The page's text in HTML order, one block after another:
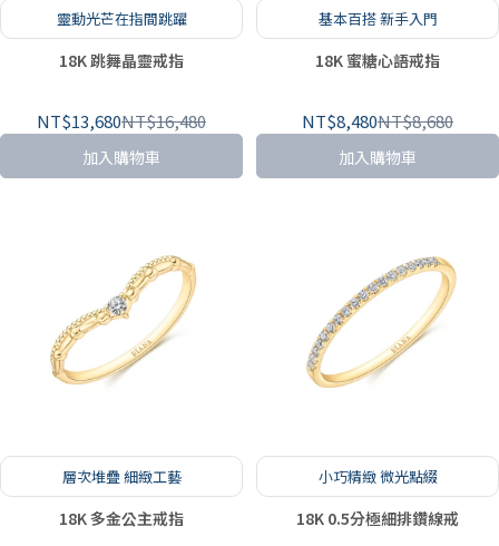
靈動光芒在指間跳躍
18K 跳舞晶靈戒指
NT$13,680NT$16,480
加入購物車
基本百搭 新手入門
18K 蜜糖心語戒指
NT$8,480NT$8,680
加入購物車
層次堆疊 細緻工藝
18K 多金公主戒指
小巧精緻 微光點綴
18K 0.5分極細排鑽線戒